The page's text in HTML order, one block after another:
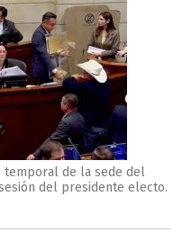
temporal de la sede del
del presidente electo.